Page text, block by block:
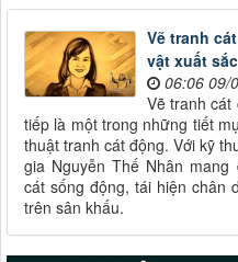
Vẽ tranh
vật xuất sắc
06:06 09/
Vẽ tranh
tiếp là một trong những tiết
thuật tranh cát động. Với kỹ
gia Nguyễn Thế Nhân
cát sống động, tái hiện chân
trên sân khấu.